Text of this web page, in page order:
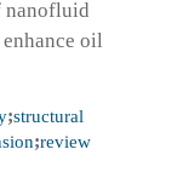
nanofluid
oil
;structural
;review